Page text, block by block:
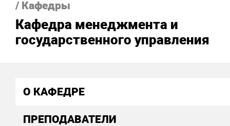
/ Кафедры
Кафедра менеджмента и
государственного управления
О КАФЕДРЕ
ПРЕПОДАВАТЕЛИ